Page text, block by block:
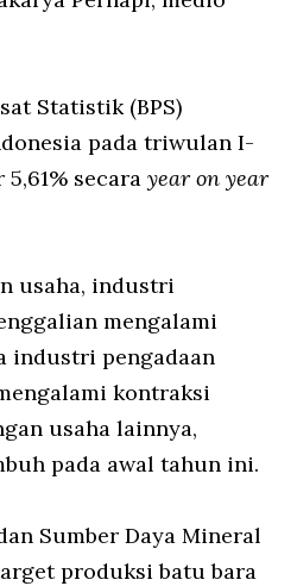
Statistik (BPS)
pada triwulan I-
secara year on year
usaha, industri
mengalami
industri pengadaan
kontraksi
usaha lainnya,
pada awal tahun ini.
Sumber Daya Mineral
produksi batu bara